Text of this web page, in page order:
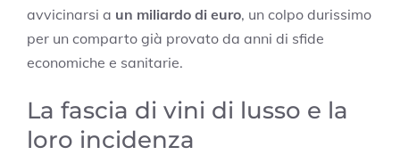
avvicinarsi a un miliardo di euro, un colpo durissimo
per un comparto già provato da anni di sfide
economiche e sanitarie.
La fascia di vini di lusso e la
loro incidenza